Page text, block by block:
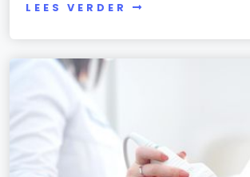
LEES VERDER